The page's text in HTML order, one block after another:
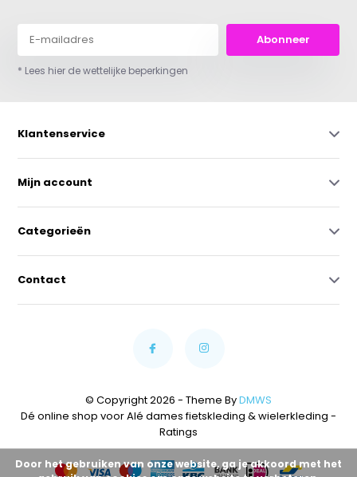
Abonneer
* Lees hier de wettelijke beperkingen
Klantenservice
Mijn account
Categorieën
Contact
© Copyright 2026 - Theme ByDMWS
Dé online shop voor Alé dames fietskleding & wielerkleding -
Ratings
Door het gebruiken van onze website, ga je akkoord met het